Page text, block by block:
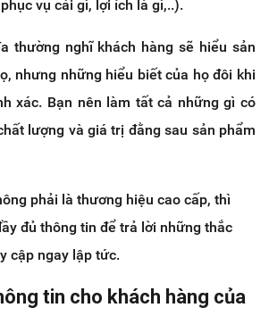
vụ cái gì, lợi ích là gì,..).
thường nghĩ khách hàng sẽ hiểu sản
nhưng những hiểu biết của họ đôi khi
xác. Bạn nên làm tất cả những gì có
lượng và giá trị đằng sau sản phẩm
phải là thương hiệu cao cấp, thì
đủ thông tin để trả lời những thắc
cập ngay lập tức.
tin cho khách hàng của